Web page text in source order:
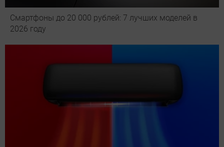
Смартфоны до 20 000 рублей: 7 лучших моделей в
2026 году